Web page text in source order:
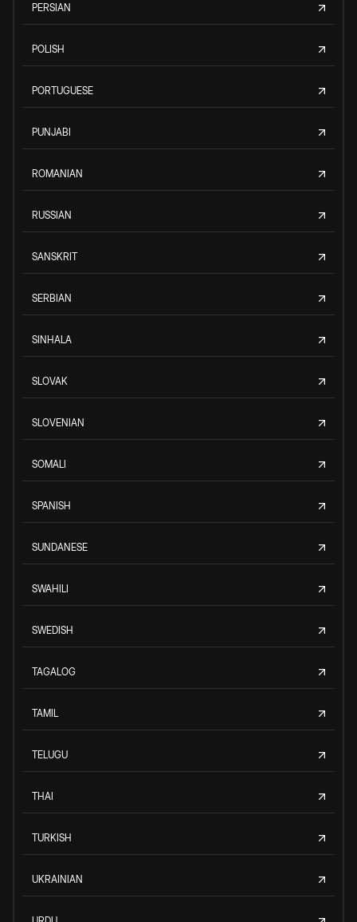
PERSIAN
POLISH
PORTUGUESE
PUNJABI
ROMANIAN
RUSSIAN
SANSKRIT
SERBIAN
SINHALA
SLOVAK
SLOVENIAN
SOMALI
SPANISH
SUNDANESE
SWAHILI
SWEDISH
TAGALOG
TAMIL
TELUGU
THAI
TURKISH
UKRAINIAN